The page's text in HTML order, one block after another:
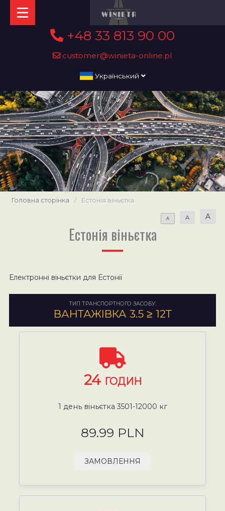
+48 33 813 90 00
customer@winieta-online.pl
Український
Головна сторінка / Естонія віньєтка
A A A
Естонія віньєтка
Електронні віньєтки для Естонії
ТИП ТРАНСПОРТНОГО ЗАСОБУ:
ВАНТАЖІВКА 3.5 ≥ 12Т
24 ГОДИН
1 день віньєтка 3501-12000 кг
89.99 PLN
ЗАМОВЛЕННЯ